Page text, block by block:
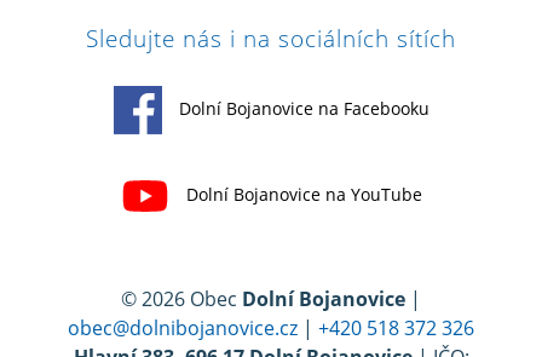
Sledujte nás i na sociálních sítích
Dolní Bojanovice na Facebooku
Dolní Bojanovice na YouTube
© 2026 Obec Dolní Bojanovice |
obec@dolnibojanovice.cz | +420 518 372 326